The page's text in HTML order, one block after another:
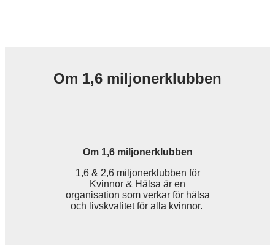
Om 1,6 miljonerklubben
Om 1,6 miljonerklubben
1,6 & 2,6 miljonerklubben för
Kvinnor & Hälsa är en
organisation som verkar för hälsa
och livskvalitet för alla kvinnor.